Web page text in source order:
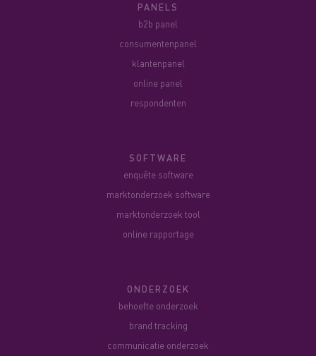
PANELS
b2b panel
consumentenpanel
klantenpanel
online panel
respondenten
SOFTWARE
enquête software
marktonderzoek software
marktonderzoek tool
online rapportage
ONDERZOEK
behoefte onderzoek
brand tracking
communicatie onderzoek